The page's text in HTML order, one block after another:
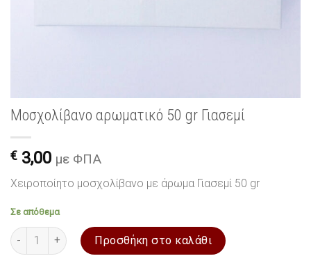
Μοσχολίβανο αρωματικό 50 gr Γιασεμί
€ 3,00 με ΦΠΑ
Χειροποίητο μοσχολίβανο με άρωμα Γιασεμί 50 gr
Σε απόθεμα
Μοσχολίβανο αρωματικό 50 gr Γιασεμί ποσότητα
Προσθήκη στο καλάθι